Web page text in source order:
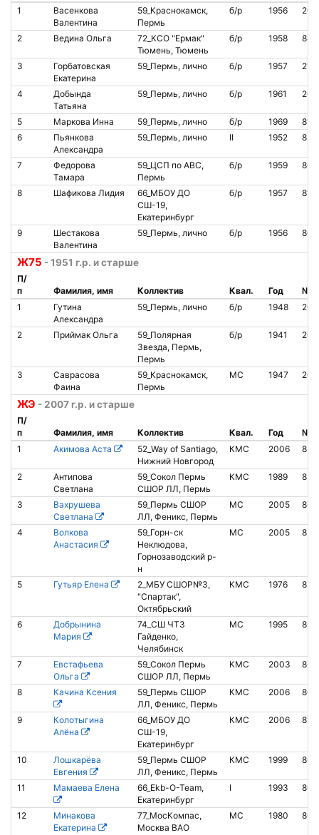
1
Васенкова
Валентина
59_Краснокамск,
Пермь
б/р 1956
2 Ведина Ольга
72_КСО "Ермак"
Тюмень, Тюмень
б/р 1958
3
Горбатовская
Екатерина
59_Пермь, лично б/р 1957
4
Добында
Татьяна
59_Пермь, лично б/р 1961
5 Маркова Инна 59_Пермь, лично б/р 1969
6
Пьянкова
Александра
59_Пермь, лично II 1952
7
Федорова
Тамара
59_ЦСП по АВС,
Пермь
б/р 1959
8 Шафикова Лидия
66_МБОУ ДО
СШ-19,
Екатеринбург
б/р 1957
9
Шестакова
Валентина
59_Пермь, лично б/р 1956
Ж75 - 1951 г.р. и старше
П/
п
Фамилия, имя Коллектив Квал. Год
№
1
Гутина
Александра
59_Пермь, лично б/р 1948
2 Приймак Ольга
59_Полярная
Звезда, Пермь,
Пермь
б/р 1941
3
Саврасова
Фаина
59_Краснокамск,
Пермь
МС 1947
ЖЭ - 2007 г.р. и старше
П/
п
Фамилия, имя Коллектив Квал. Год
№
1
Акимова Аста
52_Way of Santiago,
Нижний Новгород
КМС 2006
2
Антипова
Светлана
59_Сокол Пермь
СШОР ЛЛ, Пермь
КМС 1989
3
Вахрушева
Светлана
59_Пермь СШОР
ЛЛ, Феникс, Пермь
МС 2005
4
Волкова
Анастасия
59_Горн-ск
Неклюдова,
Горнозаводский р-
н
МС 2005
5 Гутьяр Елена
2_МБУ СШОР№3,
"Спартак",
Октябрьский
КМС 1976
6
Добрынина
Мария
74_СШ ЧТЗ
Гайденко,
Челябинск
МС 1995
7
Евстафьева
Ольга
59_Сокол Пермь
СШОР ЛЛ, Пермь
КМС 2003
8 Качина Ксения
59_Пермь СШОР
ЛЛ, Феникс, Пермь
КМС 2006
9
Колотыгина
Алёна
66_МБОУ ДО
СШ-19,
Екатеринбург
КМС 2006
10
Лошкарёва
Евгения
59_Пермь СШОР
ЛЛ, Феникс, Пермь
КМС 1999
11 Мамаева Елена
66_Ekb-O-Team,
Екатеринбург
I 1993
12
Минакова
Екатерина
77_МосКомпас,
Москва ВАО
МС 1980